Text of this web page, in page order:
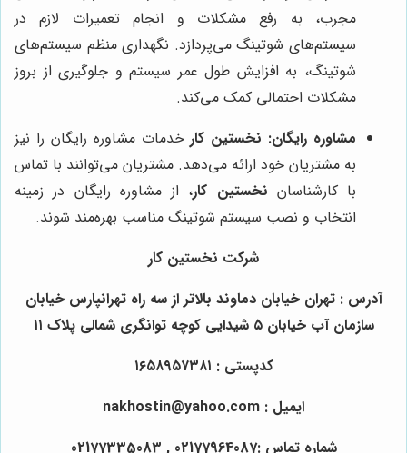
مجرب، به رفع مشکلات و انجام تعمیرات لازم در
سیستم‌های شوتینگ می‌پردازد. نگهداری منظم سیستم‌های
شوتینگ، به افزایش طول عمر سیستم و جلوگیری از بروز
مشکلات احتمالی کمک می‌کند.
مشاوره رایگان: نخستین کار خدمات مشاوره رایگان را نیز
به مشتریان خود ارائه می‌دهد. مشتریان می‌توانند با تماس
با کارشناسان نخستین کار، از مشاوره رایگان در زمینه
انتخاب و نصب سیستم شوتینگ مناسب بهره‌مند شوند.
شرکت نخستین کار
آدرس : تهران خیابان دماوند بالاتر از سه راه تهرانپارس خیابان
سازمان آب خیابان ۵ شیدایی کوچه توانگری شمالی پلاک ۱۱
کدپستی : ۱۶۵۸۹۵۷۳۸۱
ایمیل : nakhostin@yahoo.com
شماره تماس :02177964087 , 02177335083